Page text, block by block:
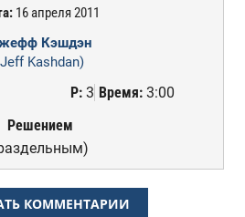
16 апреля 2011
Кэшдэн
Kashdan)
Р:3 Время:3:00
Решением
КОММЕНТАРИИ